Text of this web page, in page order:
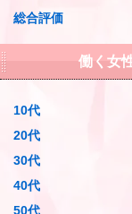
総合評価
働く女
10代
20代
30代
40代
50代